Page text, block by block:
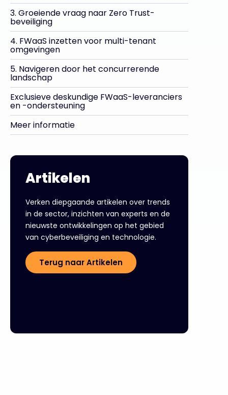
3. Groeiende vraag naar Zero Trust-
beveiliging
4. FWaaS inzetten voor multi-tenant
omgevingen
5. Navigeren door het concurrerende
landschap
Exclusieve deskundige FWaaS-leveranciers
en -ondersteuning
Meer informatie
Artikelen
Verken diepgaande artikelen over trends
in de sector, inzichten van experts en de
nieuwste ontwikkelingen op het gebied
van cyberbeveiliging en technologie.
Terug naar Artikelen